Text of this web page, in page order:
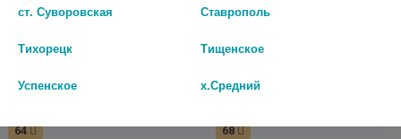
64 68
ст. Суворовская Ставрополь
Тихорецк Тищенское
Успенское х.Средний